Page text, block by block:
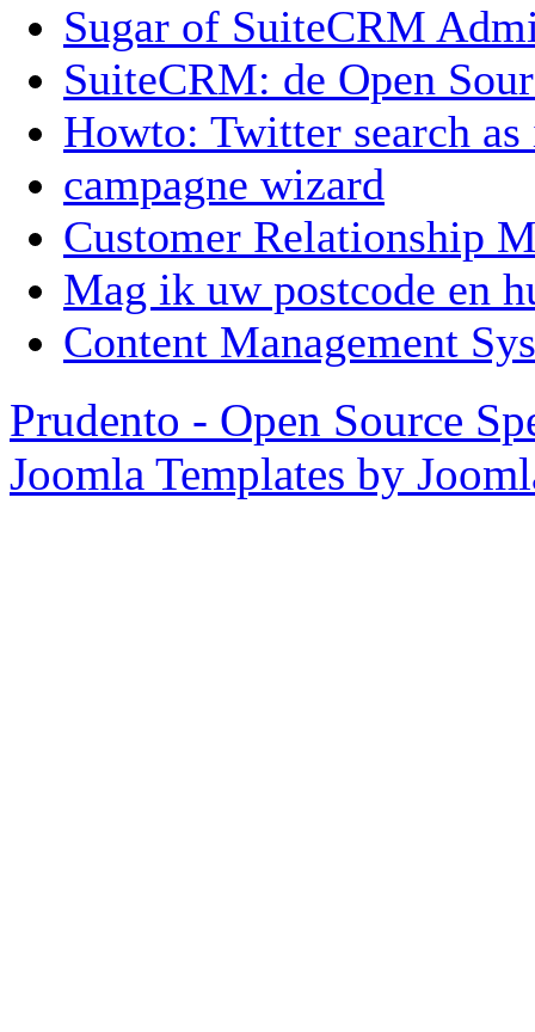
Sugar of SuiteCRM
SuiteCRM: de Open
Howto: Twitter search
campagne wizard
Customer Relationship
Mag ik uw postcode en
Content Management
Prudento - Open Source
Joomla Templates by